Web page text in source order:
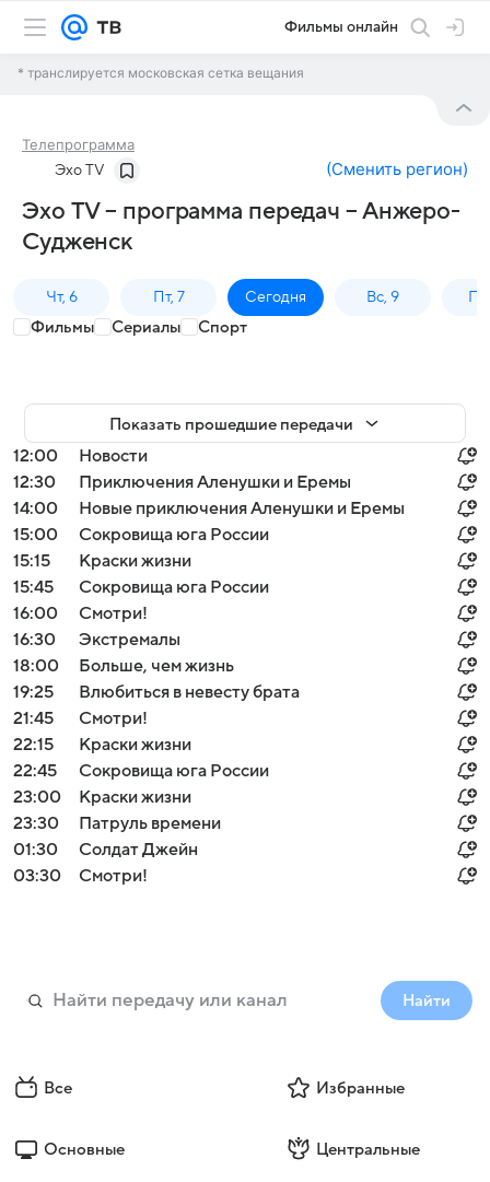
Фильмы онлайн
* транслируется московская сетка вещания
Телепрограмма
Эхо TV (Сменить регион)
Эхо TV – программа передач – Анжеро-
Судженск
Чт, 6 Пт, 7 Сегодня Вс, 9
Фильмы Сериалы Спорт
Показать прошедшие передачи
12:00
Новости
12:30
Приключения Аленушки и Еремы
14:00
Новые приключения Аленушки и Еремы
15:00
Сокровища юга России
15:15
Краски жизни
15:45
Сокровища юга России
16:00
Смотри!
16:30
Экстремалы
18:00
Больше, чем жизнь
19:25
Влюбиться в невесту брата
21:45
Смотри!
22:15
Краски жизни
22:45
Сокровища юга России
23:00
Краски жизни
23:30
Патруль времени
01:30
Солдат Джейн
03:30
Смотри!
Найти
Все Избранные
Основные Центральные